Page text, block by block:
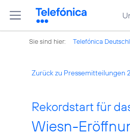
Sie sind hier: Telefónica
Zurück zu Pressemitteilungen
Rekordstart für
Wiesn-